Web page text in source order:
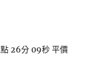
點 26分 09秒平價